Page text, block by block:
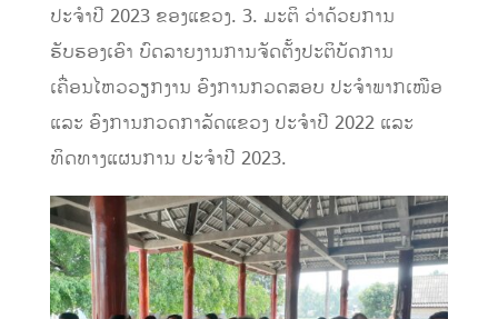
ປະຈຳປີ 2023 ຂອງແຂວງ. 3. ມະຕິ ວ່າດ້ວຍການ
ຮັບຮອງເອົາ ບົດລາຍງານການຈັດຕັ້ງປະຕິບັດການ
ເຄື່ອນໄຫວວຽກງານ ອົງການກວດສອບ ປະຈຳພາກເໜືອ
ແລະ ອົງການກວດກາລັດແຂວງ ປະຈໍາປີ 2022 ແລະ
ທິດທາງແຜນການ ປະຈໍາປີ 2023.